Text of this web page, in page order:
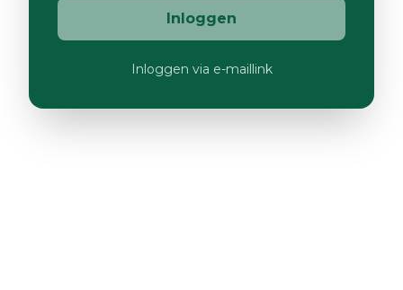
Inloggen
Inloggen via e-maillink